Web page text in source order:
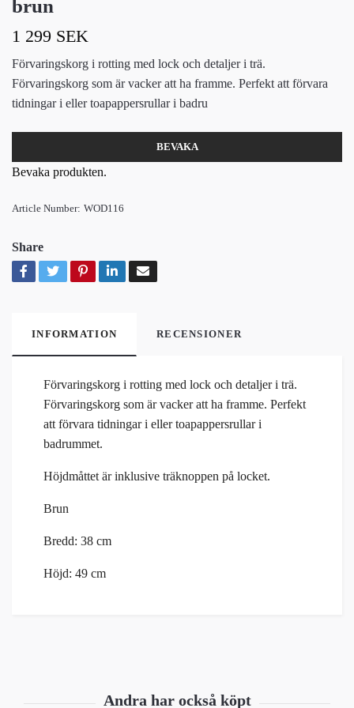
brun
1 299 SEK
Förvaringskorg i rotting med lock och detaljer i trä.
Förvaringskorg som är vacker att ha framme. Perfekt att förvara
tidningar i eller toapappersrullar i badru
BEVAKA
Bevaka produkten.
Article Number: WOD116
Share
INFORMATION RECENSIONER
Förvaringskorg i rotting med lock och detaljer i trä.
Förvaringskorg som är vacker att ha framme. Perfekt
att förvara tidningar i eller toapappersrullar i
badrummet.
Höjdmåttet är inklusive träknoppen på locket.
Brun
Bredd: 38 cm
Höjd: 49 cm